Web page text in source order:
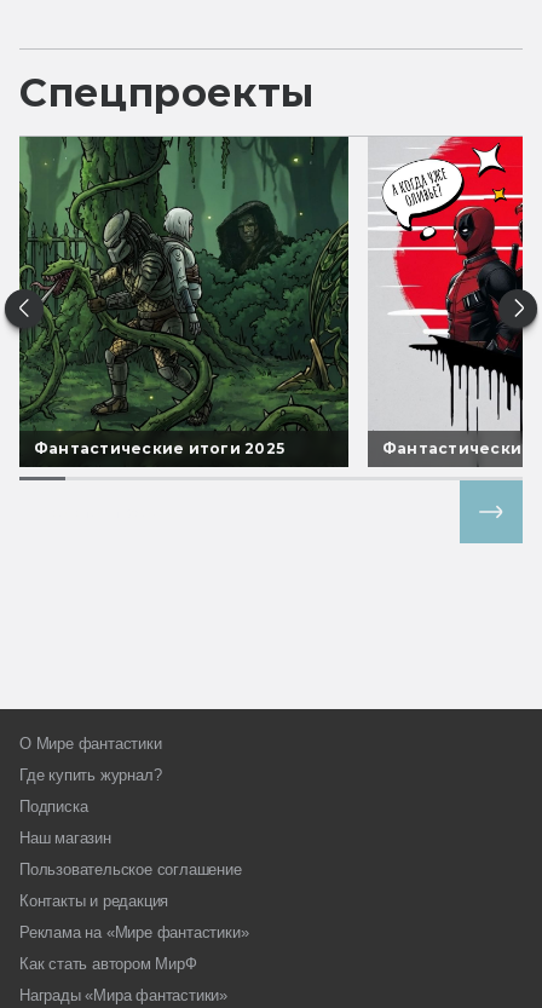
Спецпроекты
Фантастические итоги 2025 Фантастические
О Мире фантастики
Где купить журнал?
Подписка
Наш магазин
Пользовательское соглашение
Контакты и редакция
Реклама на «Мире фантастики»
Как стать автором МирФ
Награды «Мира фантастики»